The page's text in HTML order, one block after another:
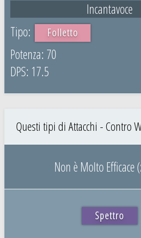
Incantavoce
Folletto
70
17.5
Questi tipi di Attacchi - Contro
Non è Molto Efficace
Spettro